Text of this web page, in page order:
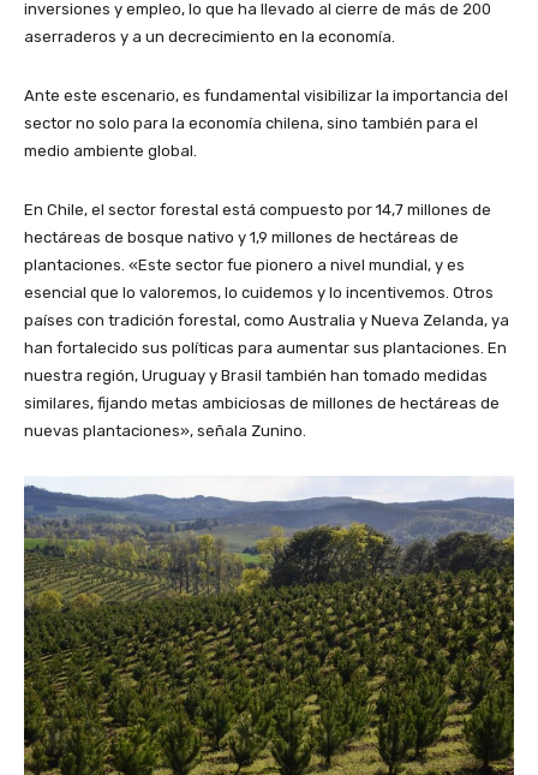
inversiones y empleo, lo que ha llevado al cierre de más de 200
aserraderos y a un decrecimiento en la economía.
Ante este escenario, es fundamental visibilizar la importancia del
sector no solo para la economía chilena, sino también para el
medio ambiente global.
En Chile, el sector forestal está compuesto por 14,7 millones de
hectáreas de bosque nativo y 1,9 millones de hectáreas de
plantaciones. «Este sector fue pionero a nivel mundial, y es
esencial que lo valoremos, lo cuidemos y lo incentivemos. Otros
países con tradición forestal, como Australia y Nueva Zelanda, ya
han fortalecido sus políticas para aumentar sus plantaciones. En
nuestra región, Uruguay y Brasil también han tomado medidas
similares, fijando metas ambiciosas de millones de hectáreas de
nuevas plantaciones», señala Zunino.